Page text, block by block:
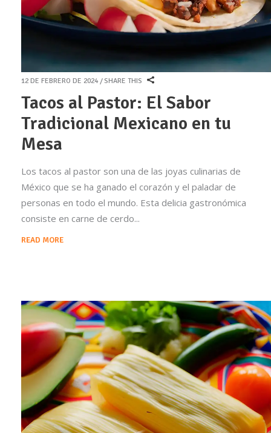
12 DE FEBRERO DE 2024 SHARE THIS
Tacos al Pastor: El Sabor
Tradicional Mexicano en tu
Mesa
Los tacos al pastor son una de las joyas culinarias de
México que se ha ganado el corazón y el paladar de
personas en todo el mundo. Esta delicia gastronómica
consiste en carne de cerdo
READ MORE